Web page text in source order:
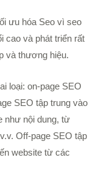
ưu hóa Seo vì seo
cao và phát triển rất
và thương hiệu.
loại: on-page SEO
SEO tập trung vào
như nội dung, từ
Off-page SEO tập
website từ các